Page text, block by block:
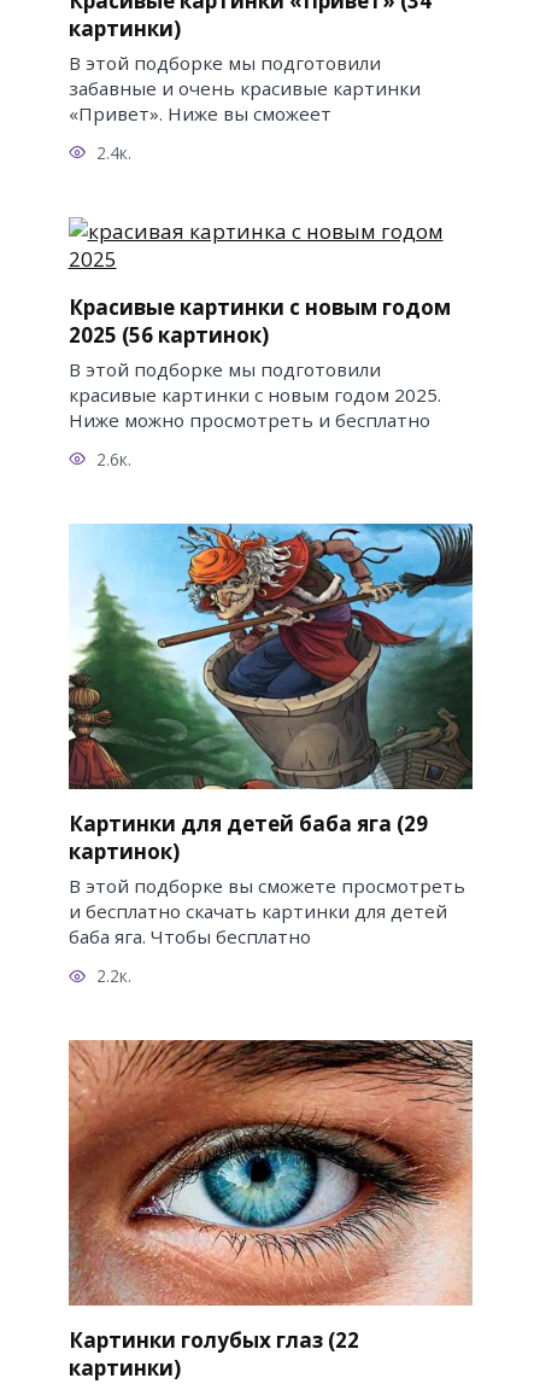
картинки)
В этой подборке мы подготовили
забавные и очень красивые картинки
«Привет». Ниже вы сможеет
2.4к.
Красивые картинки с новым годом
2025 (56 картинок)
В этой подборке мы подготовили
красивые картинки с новым годом 2025.
Ниже можно просмотреть и бесплатно
2.6к.
Картинки для детей баба яга (29
картинок)
В этой подборке вы сможете просмотреть
и бесплатно скачать картинки для детей
баба яга. Чтобы бесплатно
2.2к.
Картинки голубых глаз (22
картинки)